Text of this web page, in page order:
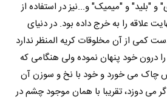
و "میمیک" و...نیز در استفاده از
علاقه را به خرج داده بود. در دنیای
کمی از آن مخلوقات کریه المنظر ندارد
درون خود پنهان نموده ولی هنگامی که
چاک می خورد و خود با نخ و سوزن آن
می دوزد، تقریبا با همان موجود چشم در